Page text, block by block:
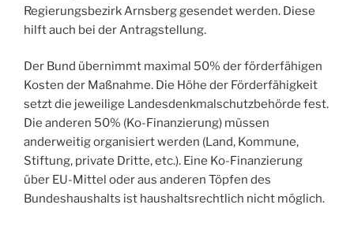
Regierungsbezirk Arnsberg gesendet werden. Diese
hilft auch bei der Antragstellung.
Der Bund übernimmt maximal 50% der förderfähigen
Kosten der Maßnahme. Die Höhe der Förderfähigkeit
setzt die jeweilige Landesdenkmalschutzbehörde fest.
Die anderen 50% (Ko-Finanzierung) müssen
anderweitig organisiert werden (Land, Kommune,
Stiftung, private Dritte, etc.). Eine Ko-Finanzierung
über EU-Mittel oder aus anderen Töpfen des
Bundeshaushalts ist haushaltsrechtlich nicht möglich.